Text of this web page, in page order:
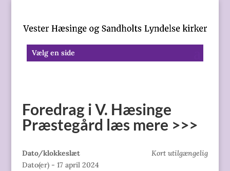
Vælg en side
Foredrag i V. Hæsinge
Præstegård læs mere >>>
Kort utilgængelig
Dato/klokkeslæt
Dato(er) - 17 april 2024